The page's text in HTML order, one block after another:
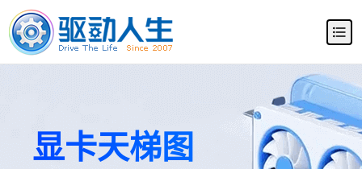
显卡天梯图